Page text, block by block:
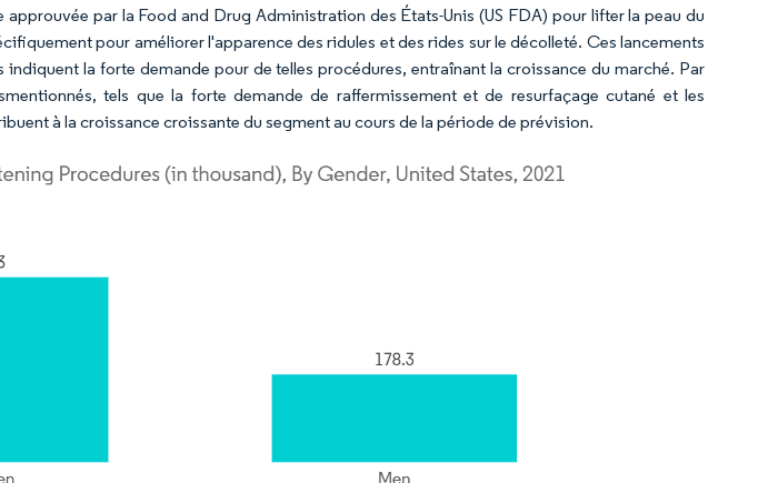
par la Food and Drug Administration des États-Unis (US FDA) pour lifter la peau du
pour améliorer l'apparence des ridules et des rides sur le décolleté. Ces lancements
la forte demande pour de telles procédures, entraînant la croissance du marché. Par
tels que la forte demande de raffermissement et de resurfaçage cutané et les
à la croissance croissante du segment au cours de la période de prévision.